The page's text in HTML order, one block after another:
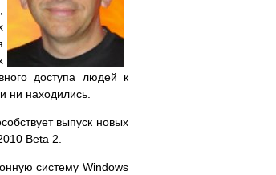
доступа людей к
ни находились.
выпуск новых
Beta 2.
систему Windows